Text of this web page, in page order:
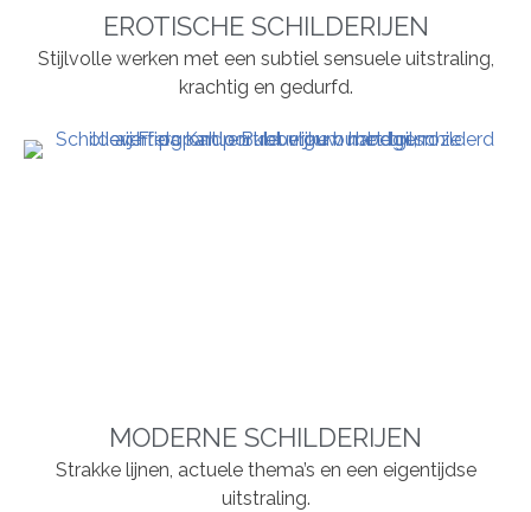
EROTISCHE SCHILDERIJEN
Stijlvolle werken met een subtiel sensuele uitstraling,
krachtig en gedurfd.
MODERNE SCHILDERIJEN
Strakke lijnen, actuele thema’s en een eigentijdse
uitstraling.